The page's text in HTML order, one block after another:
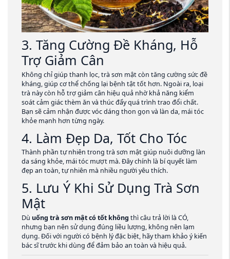
3. Tăng Cường Đề Kháng, Hỗ
Trợ Giảm Cân
Không chỉ giúp thanh lọc, trà sơn mật còn tăng cường sức đề
kháng, giúp cơ thể chống lại bệnh tật tốt hơn. Ngoài ra, loại
trà này còn hỗ trợ giảm cân hiệu quả nhờ khả năng kiểm
soát cảm giác thèm ăn và thúc đẩy quá trình trao đổi chất.
Bạn sẽ cảm nhận được vóc dáng thon gọn và làn da, mái tóc
khỏe mạnh hơn từng ngày.
4. Làm Đẹp Da, Tốt Cho Tóc
Thành phần tự nhiên trong trà sơn mật giúp nuôi dưỡng làn
da sáng khỏe, mái tóc mượt mà. Đây chính là bí quyết làm
đẹp an toàn, tự nhiên mà nhiều người yêu thích.
5. Lưu Ý Khi Sử Dụng Trà Sơn
Mật
Dù uống trà sơn mật có tốt không thì câu trả lời là CÓ,
nhưng bạn nên sử dụng đúng liều lượng, không nên lạm
dụng. Đối với người có bệnh lý đặc biệt, hãy tham khảo ý kiến
bác sĩ trước khi dùng để đảm bảo an toàn và hiệu quả.